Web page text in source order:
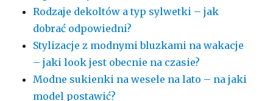
Rodzaje dekoltów a typ sylwetki – jak
dobrać odpowiedni?
Stylizacje z modnymi bluzkami na wakacje
– jaki look jest obecnie na czasie?
Modne sukienki na wesele na lato – na jaki
model postawić?